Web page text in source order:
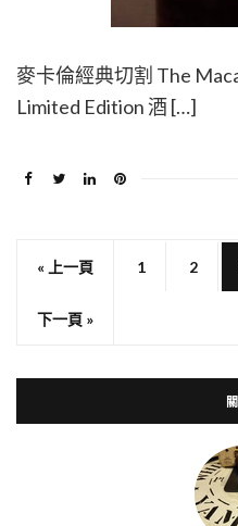
麥卡倫經典切割 The
Limited Edition 酒 […]
« 上一頁 1 2
下一頁 »